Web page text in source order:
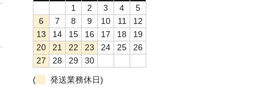
1
2 3 4
5
6
7 8 9 10 11
12
13
14 15 16 17 18
19
20
21 22 23 24 25
26
27
28 29
30
(
発送業務休日)